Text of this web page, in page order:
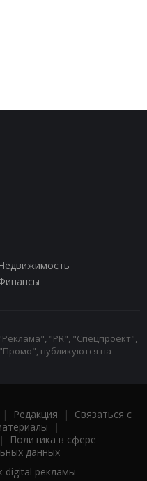
Недвижимость
"PR", "Спецпроект",
публикуются на
| Редакция | Связаться с
|
|
Политика в сфере
данных
digital рекламы